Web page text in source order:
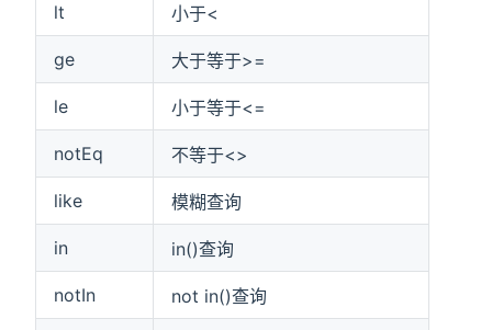
lt 小于<
ge 大于等于>=
le 小于等于<=
notEq 不等于<>
like 模糊查询
in in()查询
notIn not in()查询